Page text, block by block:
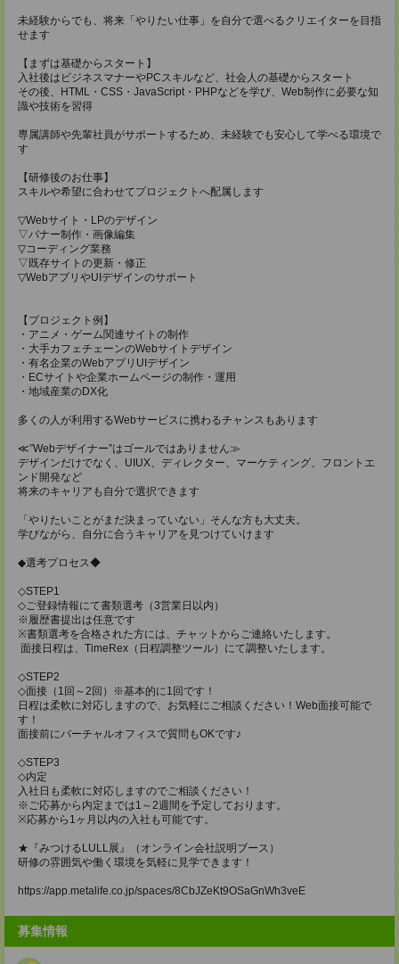
未経験からでも、将来「やりたい仕事」を自分で選べるクリエイターを目指
せます
【まずは基礎からスタート】
入社後はビジネスマナーやPCスキルなど、社会人の基礎からスタート
その後、HTML・CSS・JavaScript・PHPなどを学び、Web制作に必要な知
識や技術を習得
専属講師や先輩社員がサポートするため、未経験でも安心して学べる環境で
す
【研修後のお仕事】
スキルや希望に合わせてプロジェクトへ配属します
▽Webサイト・LPのデザイン
▽バナー制作・画像編集
▽コーディング業務
▽既存サイトの更新・修正
▽WebアプリやUIデザインのサポート
【プロジェクト例】
・アニメ・ゲーム関連サイトの制作
・大手カフェチェーンのWebサイトデザイン
・有名企業のWebアプリUIデザイン
・ECサイトや企業ホームページの制作・運用
・地域産業のDX化
多くの人が利用するWebサービスに携わるチャンスもあります
≪”Webデザイナー”はゴールではありません≫
デザインだけでなく、UIUX、ディレクター、マーケティング、フロントエ
ンド開発など
将来のキャリアも自分で選択できます
「やりたいことがまだ決まっていない」そんな方も大丈夫。
学びながら、自分に合うキャリアを見つけていけます
◆選考プロセス◆
◇STEP1
◇ご登録情報にて書類選考（3営業日以内）
※履歴書提出は任意です
※書類選考を合格された方には、チャットからご連絡いたします。
面接日程は、TimeRex（日程調整ツール）にて調整いたします。
◇STEP2
◇面接（1回～2回）※基本的に1回です！
日程は柔軟に対応しますので、お気軽にご相談ください！Web面接可能で
す！
面接前にバーチャルオフィスで質問もOKです♪
◇STEP3
◇内定
入社日も柔軟に対応しますのでご相談ください！
※ご応募から内定までは1～2週間を予定しております。
※応募から1ヶ月以内の入社も可能です。
★『みつけるLULL展』（オンライン会社説明ブース）
研修の雰囲気や働く環境を気軽に見学できます！
https://app.metalife.co.jp/spaces/8CbJZeKt9OSaGnWh3veE
募集情報